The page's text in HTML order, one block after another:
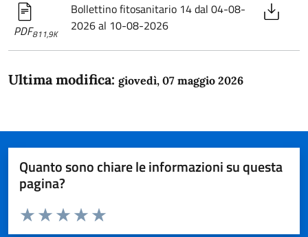
PDF811,9K
Bollettino fitosanitario 14 dal 04-08-
2026 al 10-08-2026
Ultima modifica: giovedì, 07 maggio 2026
Quanto sono chiare le informazioni su questa
pagina?
Domanda
Valuta da 1 a 5 stelle la pagina
Valuta 5 stelle su 5
Valuta 4 stelle su 5
Valuta 3 stelle su 5
Valuta 2 stelle su 5
Valuta 1 stelle su 5